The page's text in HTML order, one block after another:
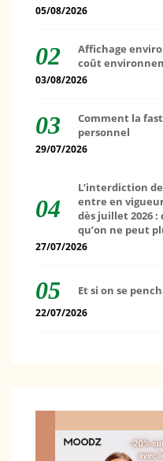
05/08/2026
Affichage
coût
03/08/2026
Comment la
personnel
29/07/2026
L’interdiction
entre en
dès juillet 2026
qu’on ne peut
27/07/2026
Et si on se
22/07/2026